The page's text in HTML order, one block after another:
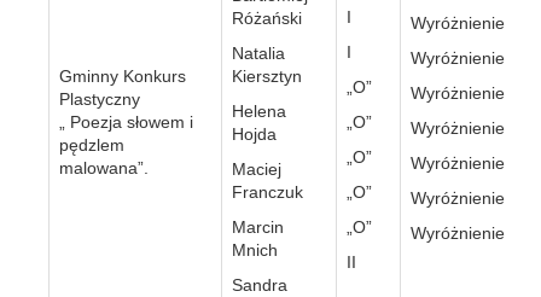
Gminny Konkurs
Plastyczny
„ Poezja słowem i
pędzlem
malowana”.
Różański
Natalia
Kiersztyn
Helena
Hojda
Maciej
Franczuk
Marcin
Mnich
Sandra
I
I
„O”
„O”
„O”
„O”
„O”
II
Wyróżnienie
Wyróżnienie
Wyróżnienie
Wyróżnienie
Wyróżnienie
Wyróżnienie
Wyróżnienie